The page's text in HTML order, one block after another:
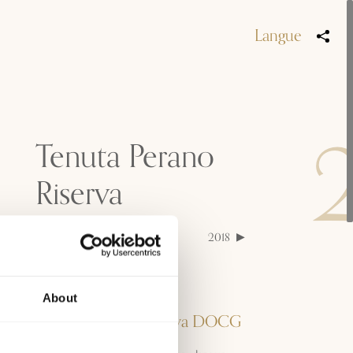
About
Langue
Tenuta Perano
Riserva
2021 2019 2018
Chianti Classico Riserva DOCG